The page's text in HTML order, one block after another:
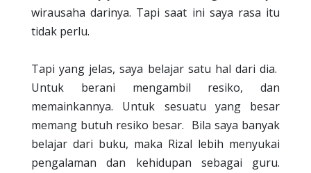
wirausaha darinya. Tapi saat ini saya rasa itu
tidak perlu.
Tapi yang jelas, saya belajar satu hal dari dia.
Untuk berani mengambil resiko, dan
memainkannya. Untuk sesuatu yang besar
memang butuh resiko besar. Bila saya banyak
belajar dari buku, maka Rizal lebih menyukai
pengalaman dan kehidupan sebagai guru.